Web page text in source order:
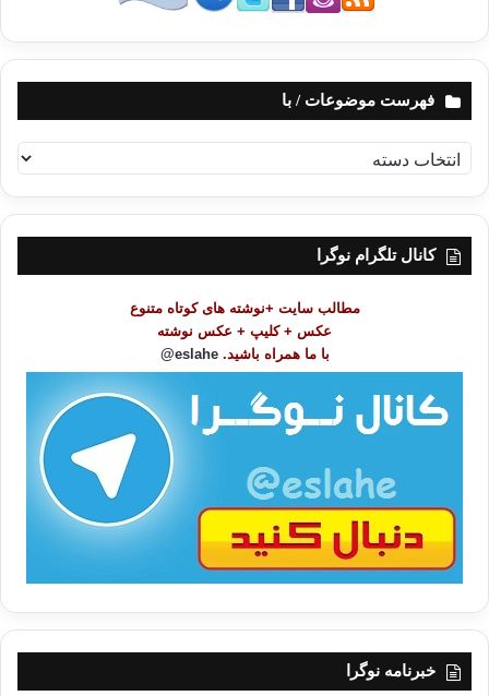
فهرست موضوعات / با
ه
ر
کانال تلگرام نوگرا
مطالب سایت +نوشته های کوتاه متنوع
عکس + کلیپ + عکس نوشته
با ما همراه باشید. eslahe@
خبرنامه نوگرا